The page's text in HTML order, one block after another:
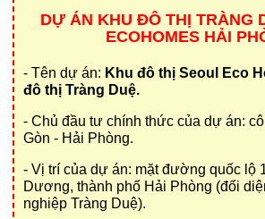
DỰ ÁN KHU ĐÔ THỊ TRÀNG
ECOHOMES HẢI
- Tên dự án: Khu đô thị Seoul Eco
đô thị Tràng Duệ.
- Chủ đầu tư chính thức của dự án:
Gòn - Hải Phòng.
- Vị trí của dự án: mặt đường quốc lộ
Dương, thành phố Hải Phòng (đối
nghiệp Tràng Duệ).